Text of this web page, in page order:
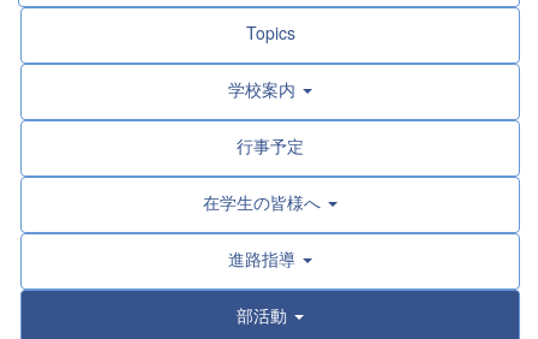
Topics
学校案内
行事予定
在学生の皆様へ
進路指導
部活動